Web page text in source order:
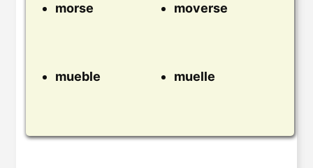
morse moverse
mueble muelle